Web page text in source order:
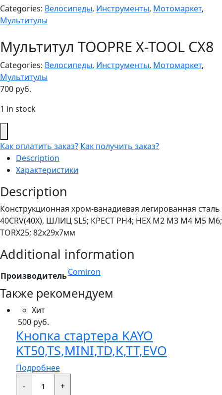
Categories: Велосипеды, Инструменты, Мотомаркет,
Мультитулы
Мультитул TOOPRE X-TOOL CX8
Categories: Велосипеды, Инструменты, Мотомаркет,
Мультитулы
700 руб.
1 in stock
Как оплатить заказ? Как получить заказ?
Description
Характеристики
Description
Конструкционная хром-ванадиевая легированная сталь
40CRV(40X), ШЛИЦ SL5; КРЕСТ PH4; HEX M2 M3 M4 M5 M6;
TORX25; 82x29x7мм
Additional information
ПроизводительComiron
Также рекомендуем
Хит
500 руб.
Кнопка стартера KAYO
KT50,TS,MINI,TD,K,TT,EVO
Подробнее
-
Кнопка
стартера
+